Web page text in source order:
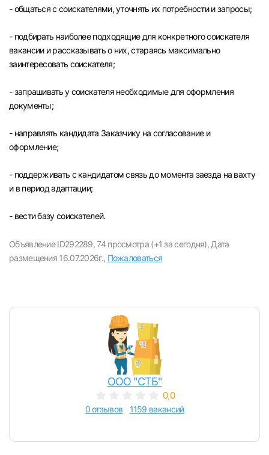
Вход в личный кабинет
Войдите в личный кабинет, чтобы
вакансии с контактами и оставлять отклики
E-mail или Телефон
или любым удобным способом
Войти с VK ID
- общаться с соискателями, уточнять их потребности и запросы;
- подбирать наиболее подходящие для конкретного соискателя
вакансии и рассказывать о них, стараясь максимально
заинтересовать соискателя;
- запрашивать у соискателя необходимые для оформления
документы;
- направлять кандидата Заказчику на согласование и
оформление;
- поддерживать с кандидатом связь до момента заезда на вахту
и в период адаптации;
- вести базу соискателей.
Объявление ID292289,74 просмотра (+1 за сегодня), Дата
размещения 16.07.2026г., Пожаловаться
ООО "СТБ"
0,0
0 отзывов 1159 вакансий